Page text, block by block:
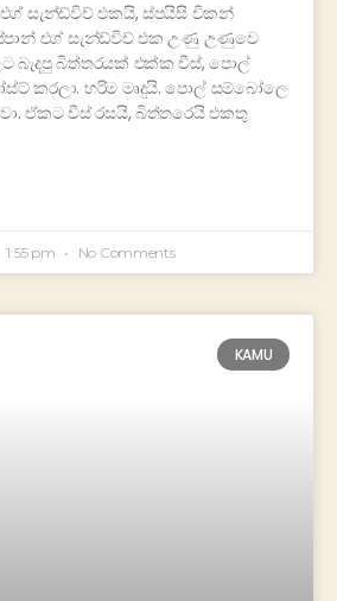
සැන්ඩ්විච් එකයි, ස්පයිසි චිකන්
එග් සැන්ඩ්විච් එක උණු උණුවෙ
බැදපු බිත්තරයක් එක්ක චීස්, පොල්
කරලා. හරිම මෘදුයි. පොල් සම්බෝලෙ
ඒකට චීස් රසයි, බිත්තරෙයි එකතු
1:55 pm No Comments
KAMU